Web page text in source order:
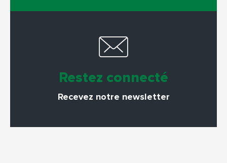
Restez connecté
Recevez notre newsletter